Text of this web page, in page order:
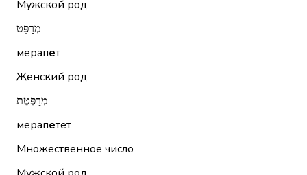
Мужской род
מְרַפֵּט
мерапет
Женский род
מְרַפֶּטֶת
мерапетет
Множественное число